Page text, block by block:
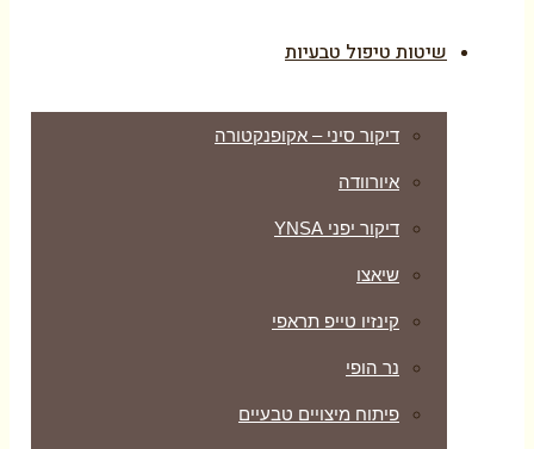
שיטות טיפול טבעיות
דיקור סיני – אקופנקטורה
איורוודה
דיקור יפני YNSA
שיאצו
קינזיו טייפ תראפי
נר הופי
פיתוח מיצויים טבעיים